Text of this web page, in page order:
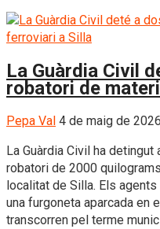
La Guàrdia Civil
robatori de
Pepa Val 4 de maig de 2026
La Guàrdia Civil ha
robatori de 2000
localitat de Silla. Els
una furgoneta aparcada
transcorren pel terme